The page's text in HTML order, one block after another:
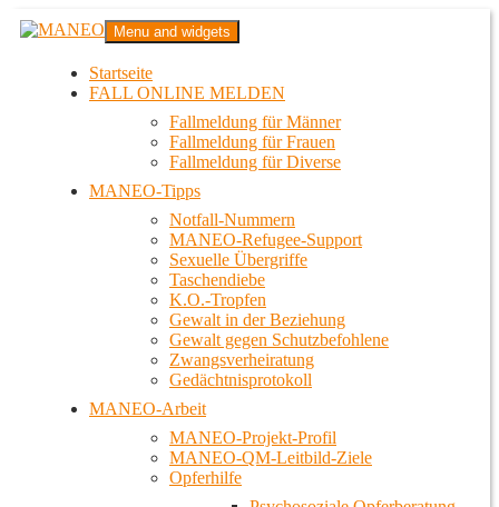
Zum
InhaltMANEO
Das schwule Anti-Gewalt-Projekt in Berlin
Menu and widgets
Startseite
FALL ONLINE MELDEN
Fallmeldung für Männer
Fallmeldung für Frauen
Fallmeldung für Diverse
MANEO-Tipps
Notfall-Nummern
MANEO-Refugee-Support
Sexuelle Übergriffe
Taschendiebe
K.O.-Tropfen
Gewalt in der Beziehung
Gewalt gegen Schutzbefohlene
Zwangsverheiratung
Gedächtnisprotokoll
MANEO-Arbeit
MANEO-Projekt-Profil
MANEO-QM-Leitbild-Ziele
Opferhilfe